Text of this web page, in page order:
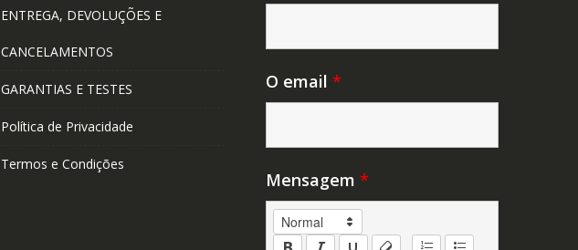
ENTREGA, DEVOLUÇÕES E
CANCELAMENTOS
GARANTIAS E TESTES
Política de Privacidade
Termos e Condições
O email *
Mensagem *